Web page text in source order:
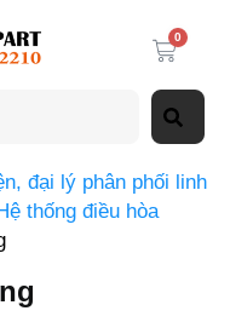
0
đại lý phân phối linh
thống điều hòa